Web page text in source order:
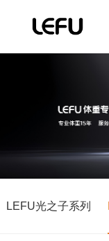
LEFU光之子系列